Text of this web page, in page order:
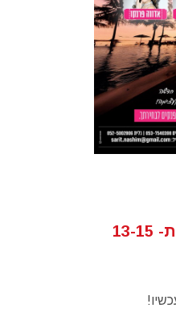
פסטיבל נשים 2025-באילת- 13-15